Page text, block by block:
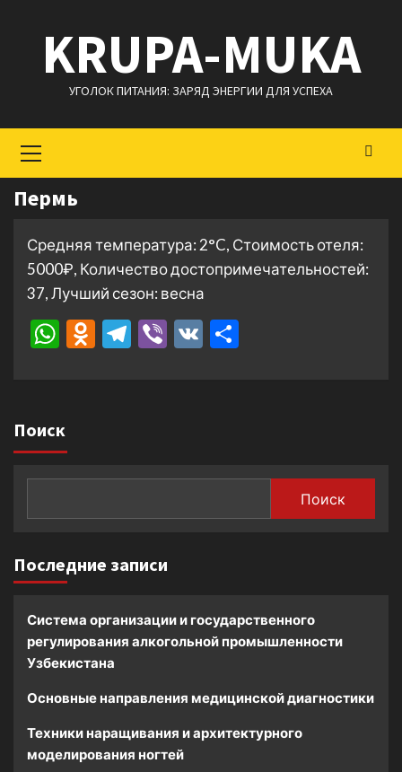
содержимому
KRUPA-MUKA
УГОЛОК ПИТАНИЯ: ЗАРЯД ЭНЕРГИИ ДЛЯ УСПЕХА
меню
Пермь
Средняя температура: 2°C, Стоимость отеля:
5000₽, Количество достопримечательностей:
37, Лучший сезон: весна
WhatsApp
Odnoklassniki
Telegram
Viber
VK
Поиск
Поиск
Последние записи
Система организации и государственного
регулирования алкогольной промышленности
Узбекистана
Основные направления медицинской диагностики
Техники наращивания и архитектурного
моделирования ногтей